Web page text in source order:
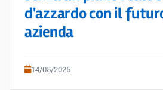
d'azzardo con il
azienda
14/05/2025